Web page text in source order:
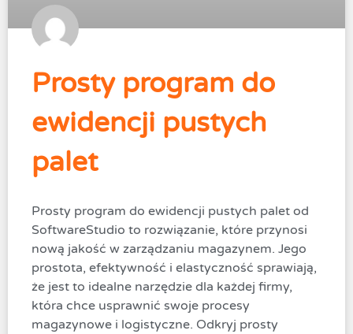
Prosty program do
ewidencji pustych
palet
Prosty program do ewidencji pustych palet od
SoftwareStudio to rozwiązanie, które przynosi
nową jakość w zarządzaniu magazynem. Jego
prostota, efektywność i elastyczność sprawiają,
że jest to idealne narzędzie dla każdej firmy,
która chce usprawnić swoje procesy
magazynowe i logistyczne. Odkryj prosty